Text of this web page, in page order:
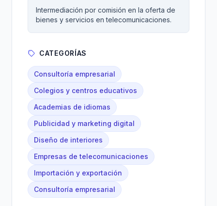
Intermediación por comisión en la oferta de
bienes y servicios en telecomunicaciones.
CATEGORÍAS
Consultoría empresarial
Colegios y centros educativos
Academias de idiomas
Publicidad y marketing digital
Diseño de interiores
Empresas de telecomunicaciones
Importación y exportación
Consultoría empresarial